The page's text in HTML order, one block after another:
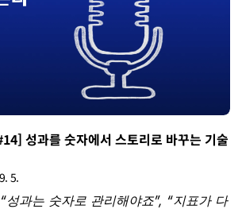
5.
성과는 숫자로 관리해야죠”, “지표가 다